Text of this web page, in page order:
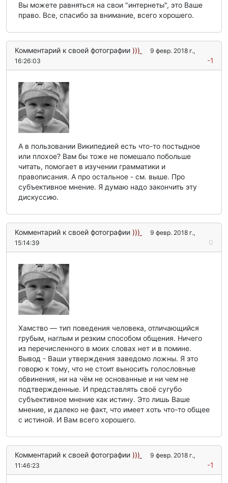
Вы можете равняться на свои "интернеты", это Ваше
право. Все, спасибо за внимание, всего хорошего.
Комментарий к своей фотографии )))
9 февр. 2018 г.,
16:26:03
-1
А в пользовании Википедией есть что-то постыдное
или плохое? Вам бы тоже не помешало побольше
читать, помогает в изучении грамматики и
правописания. А про остальное - см. выше. Про
субъективное мнение. Я думаю надо закончить эту
дискуссию.
Комментарий к своей фотографии )))
9 февр. 2018 г.,
15:14:39
0
Хамство — тип поведения человека, отличающийся
грубым, наглым и резким способом общения. Ничего
из перечисленного в моих словах нет и в помине.
Вывод - Ваши утверждения заведомо ложны. Я это
говорю к тому, что не стоит выносить голословные
обвинения, ни на чём не основанные и ни чем не
подтвержденные. И представлять своё сугубо
субъективное мнение как истину. Это лишь Ваше
мнение, и далеко не факт, что имеет хоть что-то общее
с истиной. И Вам всего хорошего.
Комментарий к своей фотографии )))
9 февр. 2018 г.,
11:46:23
-1